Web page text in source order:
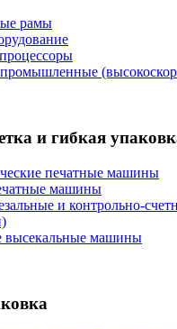
рамы
и гибкая
печатные машины
машины
и контрольно-
высекальные машины